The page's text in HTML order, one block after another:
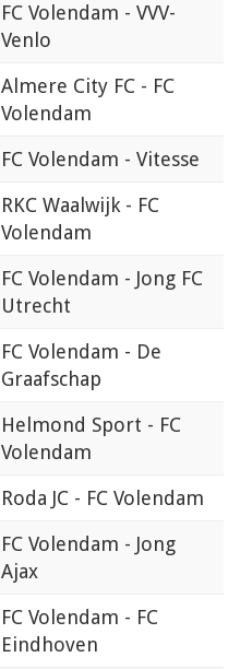
FC Volendam - VVV-
Venlo
Almere City FC - FC
Volendam
FC Volendam - Vitesse
RKC Waalwijk - FC
Volendam
FC Volendam - Jong FC
Utrecht
FC Volendam - De
Graafschap
Helmond Sport - FC
Volendam
Roda JC - FC Volendam
FC Volendam - Jong
Ajax
FC Volendam - FC
Eindhoven